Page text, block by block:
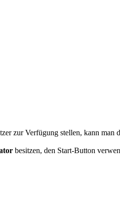
zur Verfügung stellen, kann man
besitzen, den Start-Button